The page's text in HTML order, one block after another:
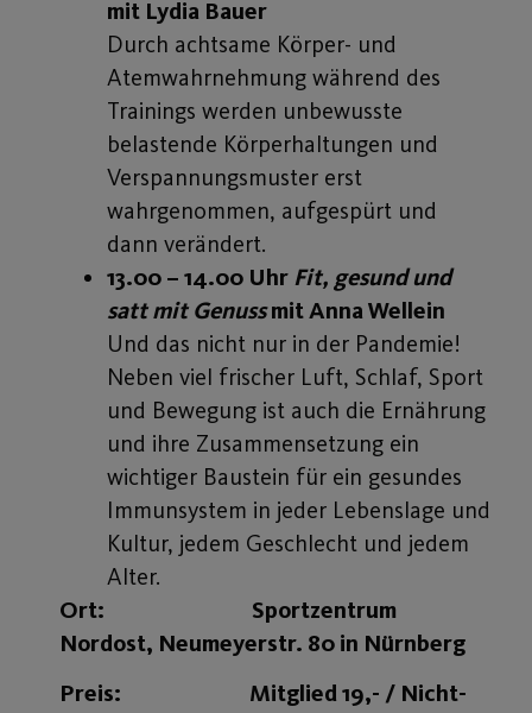
mit Lydia Bauer
Durch achtsame Körper- und
Atemwahrnehmung während des
Trainings werden unbewusste
belastende Körperhaltungen und
Verspannungsmuster erst
wahrgenommen, aufgespürt und
dann verändert.
13.00 – 14.00 Uhr Fit, gesund und
satt mit Genussmit Anna Wellein
Und das nicht nur in der Pandemie!
Neben viel frischer Luft, Schlaf, Sport
und Bewegung ist auch die Ernährung
und ihre Zusammensetzung ein
wichtiger Baustein für ein gesundes
Immunsystem in jeder Lebenslage und
Kultur, jedem Geschlecht und jedem
Alter.
Ort: Sportzentrum
Nordost, Neumeyerstr. 80 in Nürnberg
Preis: Mitglied 19,- / Nicht-